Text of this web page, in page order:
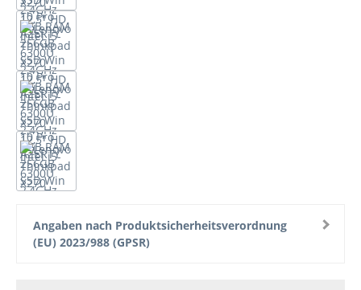
Angaben nach Produktsicherheitsverordnung
(EU) 2023/988 (GPSR)